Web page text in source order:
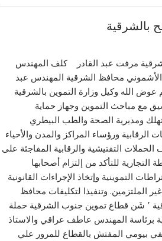
مرفت عبد القادر كلف المهندس
محافظ الشرقية المهندس عبد
عوض الله وكيل وزارة التموين بالشرقية
مع مباحث التموين وجهاز حماية
ومديرية الصحة والطب البيطري
الرقابية ورؤساء المراكز والمدن والأحياء
الحملات التفتيشية والرقابية المفاجئة على
التجارية للتأكد من إلتزام أصحابها
التموينية وإتخاذ الإجراءات القانونية
الملتزمين. وتنفيذا لتكليفات محافظ
الشرقية ٬ شَن قطاع تموين جنوب الشرقية حملة
برئاسة المهندس عاطف عراقي والاستاذ
بيومي المفتش بالقطاع للمرور علي